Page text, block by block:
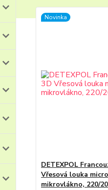
Novinka
DETEXPOL
Vřesová louka
mikrovlákno, 220/